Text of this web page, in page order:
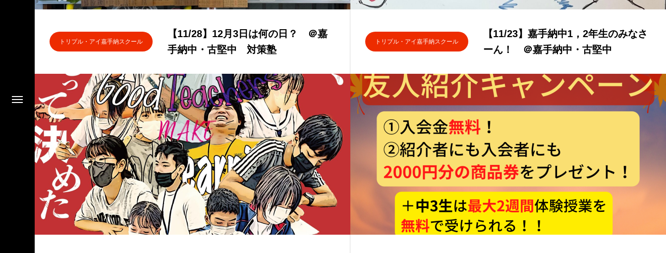
トリプル・アイ嘉手納スクール
【11/28】12月3日は何の日？ ＠嘉
手納中・古堅中 対策塾
トリプル・アイ嘉手納スクール
【11/23】嘉手納中1，2年生のみなさ
ーん！ ＠嘉手納中・古堅中